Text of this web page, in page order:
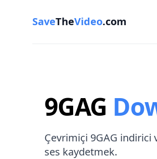
SaveTheVideo.com
9GAG
Çevrimiçi 9GAG indirici
ses kaydetmek.